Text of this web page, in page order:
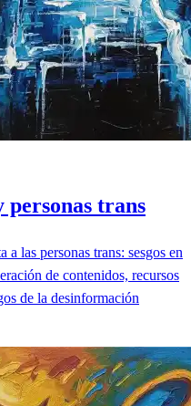
trans
las personas trans: sesgos en
de contenidos, recursos
de la desinformación